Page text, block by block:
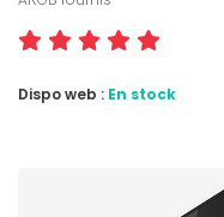
Dispo web : En stock